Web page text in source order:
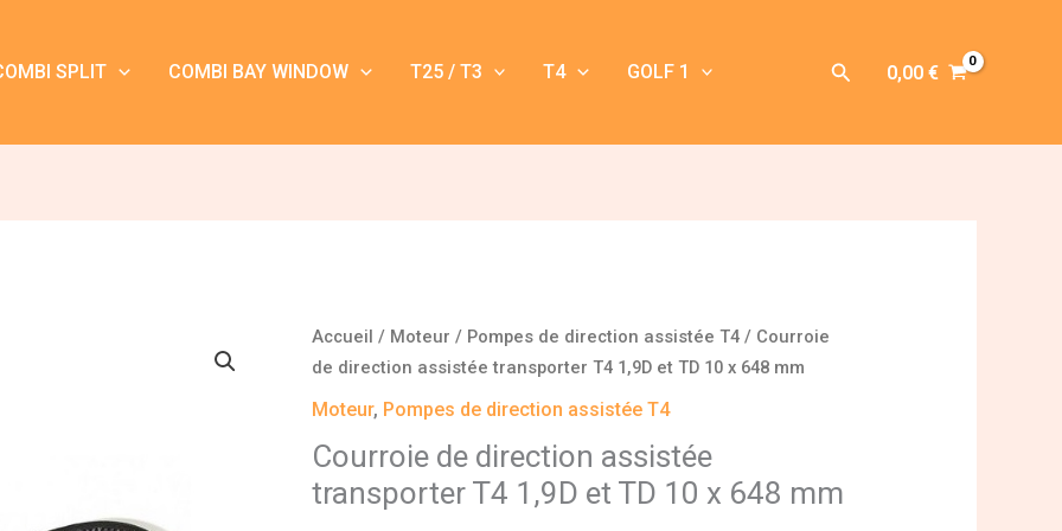
SPLIT COMBI BAY WINDOW T25 / T3 T4 GOLF 1 Rechercher
0,00 €
Accueil / Moteur / Pompes de direction assistée T4 / Courroie
de direction assistée transporter T4 1,9D et TD 10 x 648 mm
Moteur, Pompes de direction assistée T4
Courroie de direction assistée
transporter T4 1,9D et TD 10 x 648 mm
quantité
de
Courroie
direction
assistée